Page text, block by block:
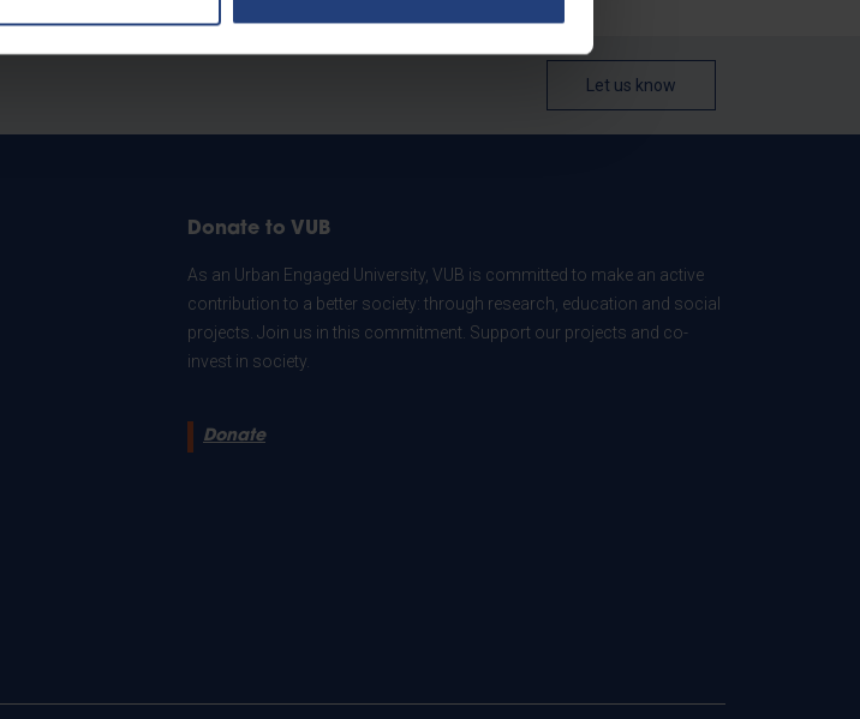
Let us know
Donate to VUB
As an Urban Engaged University, VUB is committed to make an active
contribution to a better society: through research, education and social
projects. Join us in this commitment. Support our projects and co-
invest in society.
Donate